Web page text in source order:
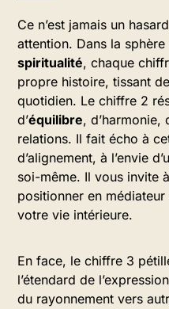
Ce n’est jamais un
attention. Dans la sphère
spiritualité, chaque
propre histoire, tissant
quotidien. Le chiffre 2
d’équilibre, d’harmonie,
relations. Il fait écho à
d’alignement, à l’envie
soi-même. Il vous invite
positionner en
votre vie intérieure.
En face, le chiffre 3
l’étendard de
du rayonnement vers